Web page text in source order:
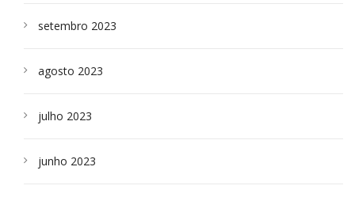
setembro 2023
agosto 2023
julho 2023
junho 2023